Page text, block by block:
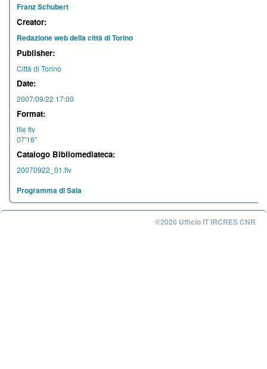
Franz Schubert
Creator:
Redazione web della città di Torino
Publisher:
Città di Torino
Date:
2007/09/22 17:00
Format:
file flv
07'16''
Catalogo Bibliomediateca:
20070922_01.flv
Programma di Sala
©2020 Ufficio IT IRCRES CNR